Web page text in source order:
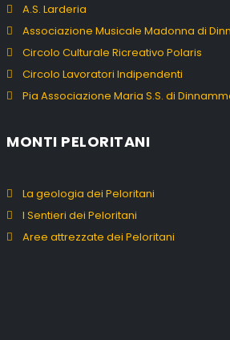
A.S. Larderia
Associazione Musicale Madonna di
Circolo Culturale Ricreativo Polaris
Circolo Lavoratori Indipendenti
Pia Associazione Maria S.S. di
MONTI PELORITANI
La geologia dei Peloritani
I Sentieri dei Peloritani
Aree attrezzate dei Peloritani